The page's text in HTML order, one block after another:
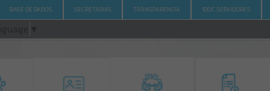
BASE DE DADOS SECRETARIAS TRÂNSPARENCIA 1DOC SERVIDORES